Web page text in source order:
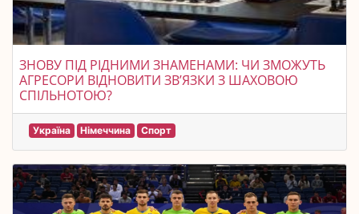
ЗНОВУ ПІД РІДНИМИ ЗНАМЕНАМИ: ЧИ ЗМОЖУТЬ
АГРЕСОРИ ВІДНОВИТИ ЗВ’ЯЗКИ З ШАХОВОЮ
СПІЛЬНОТОЮ?
Україна Німеччина Спорт